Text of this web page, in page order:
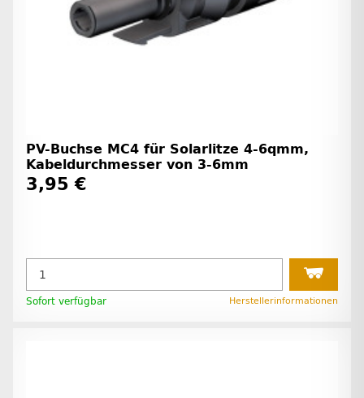
PV-Buchse MC4 für Solarlitze 4-6qmm,
Kabeldurchmesser von 3-6mm
3,95 €
Sofort verfügbar Herstellerinformationen